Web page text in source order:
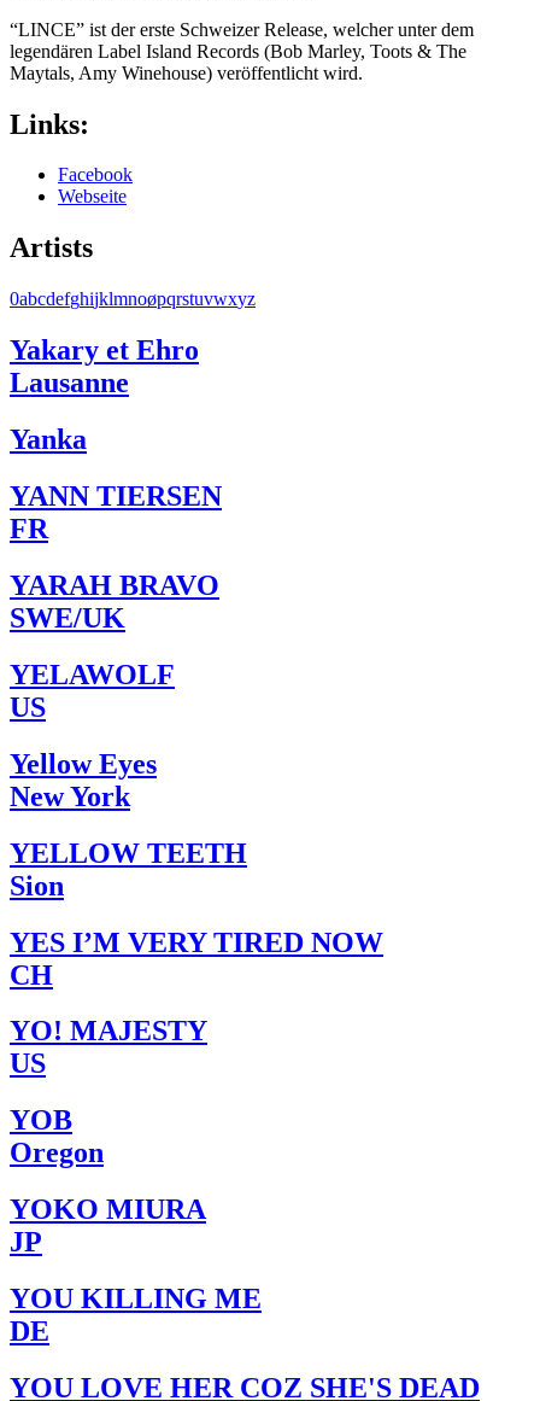
“LINCE” ist der erste Schweizer Release, welcher unter dem
legendären Label Island Records (Bob Marley, Toots & The
Maytals, Amy Winehouse) veröffentlicht wird.
Links:
Facebook
Webseite
Artists
0abcdefghijklmnoøpqrstuvwxyz
Yakary et Ehro
Lausanne
Yanka
YANN TIERSEN
FR
YARAH BRAVO
SWE/UK
YELAWOLF
US
Yellow Eyes
New York
YELLOW TEETH
Sion
YES I’M VERY TIRED NOW
CH
YO! MAJESTY
US
YOB
Oregon
YOKO MIURA
JP
YOU KILLING ME
DE
YOU LOVE HER COZ SHE'S DEAD